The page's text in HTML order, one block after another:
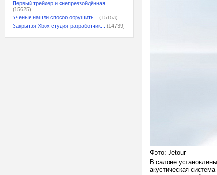
Первый трейлер и «непревзойдённая...
(15625)
Учёные нашли способ обрушить...
(15153)
Закрытая Xbox студия-разработчик...
(14739)
Фото: Jetour
В салоне
акустическая